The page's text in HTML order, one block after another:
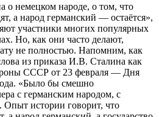
о немецком народе, о том, что
а народ германский — остаётся»,
участники многих популярных
Но, как они часто делают,
не полностью. Напомним, как
из приказа И.В. Сталина как
СССР от 23 февраля — Дня
«Было бы смешно
с германским народом, с
Опыт истории говорит, что